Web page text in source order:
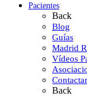
Pacientes
Back
Blog
Guías
Madrid
Vídeos
Contactar
Back